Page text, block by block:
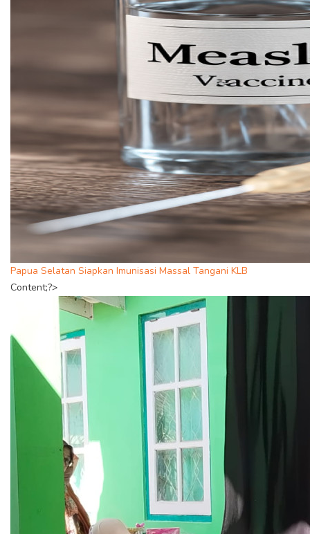
Papua Selatan Siapkan Imunisasi Massal Tangani KLB
Content;?>